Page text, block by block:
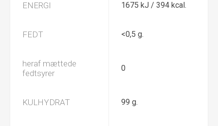
ENERGI 1675 kJ / 394 kcal.
FEDT <0,5 g.
heraf mættede
fedtsyrer
0
KULHYDRAT 99 g.